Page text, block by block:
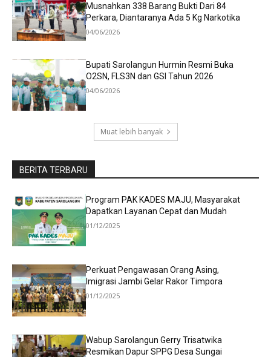
Musnahkan 338 Barang Bukti Dari 84
Perkara, Diantaranya Ada 5 Kg Narkotika
04/06/2026
Bupati Sarolangun Hurmin Resmi Buka
O2SN, FLS3N dan GSI Tahun 2026
04/06/2026
Muat lebih banyak
BERITA TERBARU
Program PAK KADES MAJU, Masyarakat
Dapatkan Layanan Cepat dan Mudah
01/12/2025
Perkuat Pengawasan Orang Asing,
Imigrasi Jambi Gelar Rakor Timpora
01/12/2025
Wabup Sarolangun Gerry Trisatwika
Resmikan Dapur SPPG Desa Sungai